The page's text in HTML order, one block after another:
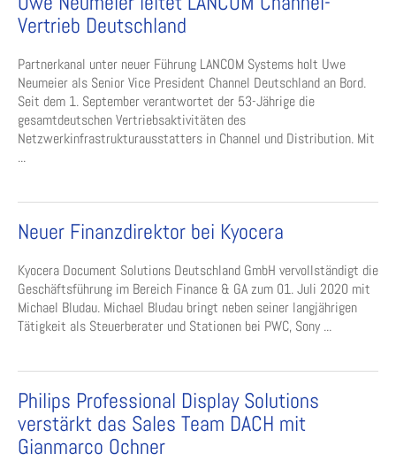
Vertrieb Deutschland
Partnerkanal unter neuer Führung LANCOM Systems holt Uwe
Neumeier als Senior Vice President Channel Deutschland an Bord.
Seit dem 1. September verantwortet der 53-Jährige die
gesamtdeutschen Vertriebsaktivitäten des
Netzwerkinfrastrukturausstatters in Channel und Distribution. Mit
...
Neuer Finanzdirektor bei Kyocera
Kyocera Document Solutions Deutschland GmbH vervollständigt die
Geschäftsführung im Bereich Finance & GA zum 01. Juli 2020 mit
Michael Bludau. Michael Bludau bringt neben seiner langjährigen
Tätigkeit als Steuerberater und Stationen bei PWC, Sony ...
Philips Professional Display Solutions
verstärkt das Sales Team DACH mit
Gianmarco Ochner